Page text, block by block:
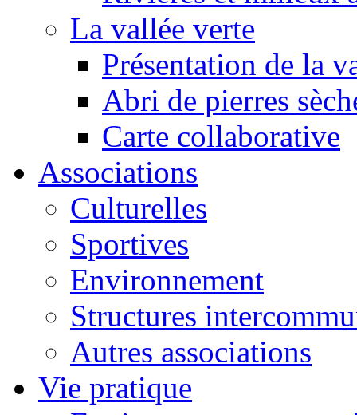
La vallée verte
Présentation de la
Abri de pierres
Carte collaborative
Associations
Culturelles
Sportives
Environnement
Structures
Autres associations
Vie pratique